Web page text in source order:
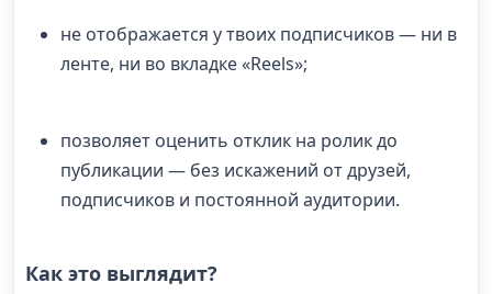
не отображается у твоих подписчиков — ни в
ленте, ни во вкладке «Reels»;
позволяет оценить отклик на ролик до
публикации — без искажений от друзей,
подписчиков и постоянной аудитории.
Как это выглядит?